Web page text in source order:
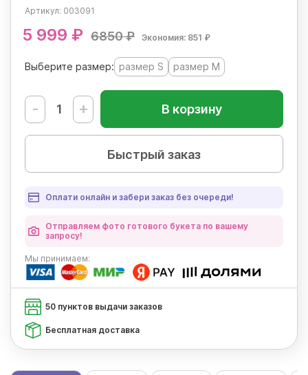
Артикул: 003091
5 999 ₽ 6850 ₽ Экономия: 851 ₽
Выберите размер: размер S размер M
- + В корзину
Быстрый заказ
Оплати онлайн и забери заказ без очереди!
Отправляем фото готового букета по вашему
запросу!
Мы принимаем:
50 пунктов выдачи заказов
Бесплатная доставка